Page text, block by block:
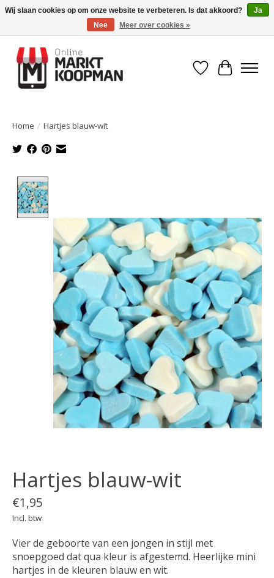
Voor 15:00 besteld, morgen in huis!
Verlanglijst
Home / Hartjes blauw-wit
Hartjes blauw-wit
€1,95
Incl. btw
Vier de geboorte van een jongen in stijl met
snoepgoed dat qua kleur is afgestemd. Heerlijke mini
hartjes in de kleuren blauw en wit.
Wij slaan cookies op om onze website te verbeteren. Is dat akkoord?
Ja
Nee
Meer over cookies »